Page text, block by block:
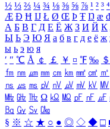
½ ⅓ ⅔ ¼ ¾ ⅛ ⅜ ⅝ ⅞ ¹ ² ³ ⁴
Æ Ð Ħ Ĳ Ł Ø Œ Þ Ŧ Ŋ æ đ
А Б В Г Д Е Ё Ж З И Й К
Ы Ь Э Ю Я а б в г д е ё ж
ы ь э ю я
′ ″ ℃ Å ￠ ￡ ￥ ¤ ℉ ‰ ＄
㎙ ㎚ ㎛ ㎜ ㎝ ㎞ ㎟ ㎠ ㎡
㎱ ㎲ ㎳ ㎴ ㎵ ㎶ ㎷ ㎸ ㎹
㎒ ㎓ ㎔ Ω ㏀ ㏁ ㎊ ㎋ ㎌
㏃ ㏉ ㏜ ㏆
§ ※ ☆ ★ ○ ● ◎ ◇ ◆ □